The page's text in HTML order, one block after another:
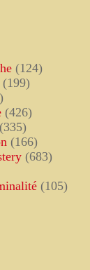
(124)
(199)
(426)
(335)
(166)
(683)
(105)